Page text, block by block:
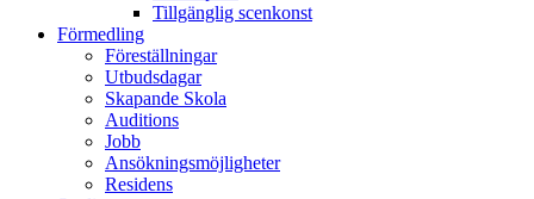
Tillgänglig scenkonst
Förmedling
Föreställningar
Utbudsdagar
Skapande Skola
Auditions
Jobb
Ansökningsmöjligheter
Residens